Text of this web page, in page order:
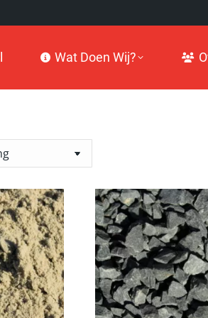
Wat Doen Wij?